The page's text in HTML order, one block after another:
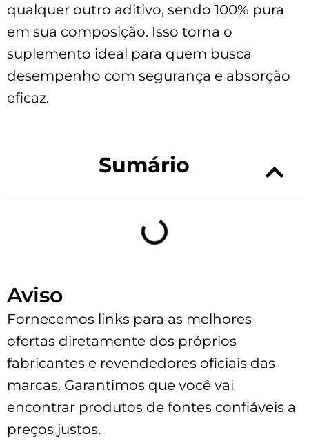
qualquer outro aditivo, sendo 100% pura
em sua composição. Isso torna o
suplemento ideal para quem busca
desempenho com segurança e absorção
eficaz.
Sumário
Aviso
Fornecemos links para as melhores
ofertas diretamente dos próprios
fabricantes e revendedores oficiais das
marcas. Garantimos que você vai
encontrar produtos de fontes confiáveis a
preços justos.